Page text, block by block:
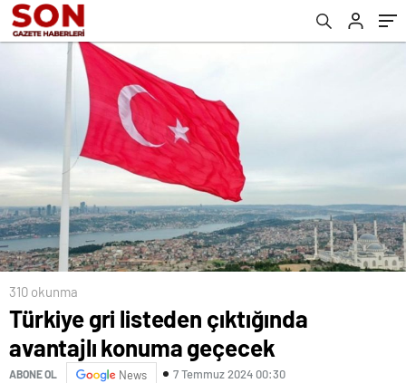
310 okunma
Türkiye gri listeden çıktığında
avantajlı konuma geçecek
ABONE OL News 7 Temmuz 2024 00:30